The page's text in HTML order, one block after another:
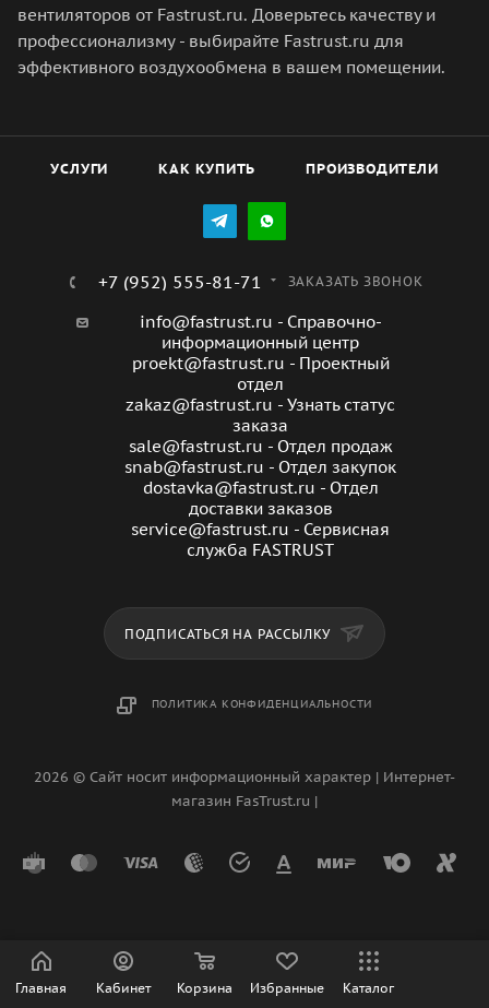
вентиляторов от Fastrust.ru. Доверьтесь качеству и
профессионализму - выбирайте Fastrust.ru для
эффективного воздухообмена в вашем помещении.
УСЛУГИ КАК КУПИТЬ ПРОИЗВОДИТЕЛИ
+7 (952) 555-81-71 ЗАКАЗАТЬ ЗВОНОК
info@fastrust.ru - Справочно-
информационный центр
proekt@fastrust.ru - Проектный
отдел
zakaz@fastrust.ru - Узнать статус
заказа
sale@fastrust.ru - Отдел продаж
snab@fastrust.ru - Отдел закупок
dostavka@fastrust.ru - Отдел
доставки заказов
service@fastrust.ru - Сервисная
служба FASTRUST
ПОДПИСАТЬСЯ НА РАССЫЛКУ
ПОЛИТИКА КОНФИДЕНЦИАЛЬНОСТИ
2026 © Сайт носит информационный характер | Интернет-
магазин FasTrust.ru |
Главная Кабинет Корзина Избранные Каталог